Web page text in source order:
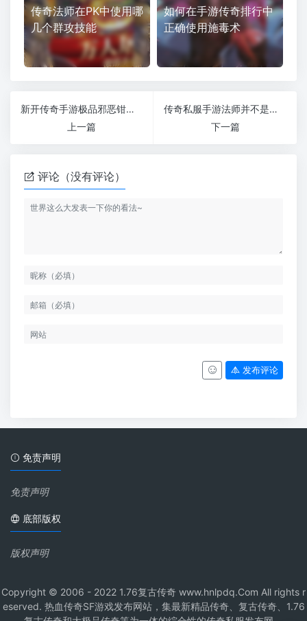
传奇法师在PK中使用哪
几个群攻技能
如何在手游传奇排行中
正确使用施毒术
新开传奇手游极品邪恶钳虫打法详解
上一篇
传奇私服手游法师并不是你想象中的脆皮
下一篇
评论（没有评论）
发布评论
免责声明
免责声明
底部版权
版权声明
Copyright © 2006 - 2022 1.76复古传奇 www.hnlpdq.Com All rights r
eserved. 热血传奇SF游戏发布网站，集最新精品传奇、复古传奇、1.76